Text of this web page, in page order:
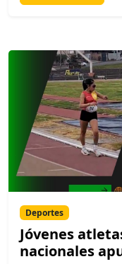
Deportes
Jóvenes
nacionales